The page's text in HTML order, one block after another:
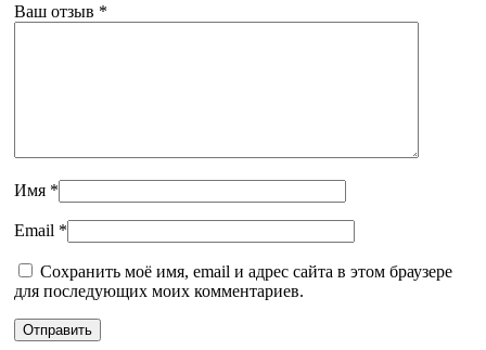
Ваш отзыв *
Имя *
Email *
Сохранить моё имя, email и адрес сайта в этом браузере
для последующих моих комментариев.